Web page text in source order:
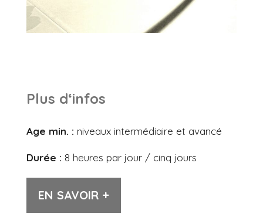
Plus d‘infos
Age min. : niveaux intermédiaire et avancé
Durée : 8 heures par jour / cinq jours
EN SAVOIR +